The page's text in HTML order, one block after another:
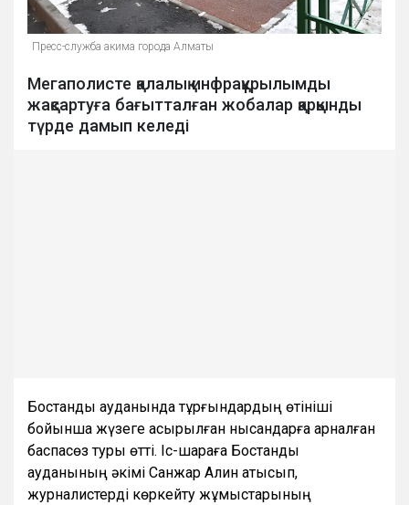
Пресс-служба акима города Алматы
Мегаполисте қалалық инфрақұрылымды
жақсартуға бағытталған жобалар қарқынды
түрде дамып келеді
Бостандық ауданында тұрғындардың өтініші
бойынша жүзеге асырылған нысандарға арналған
баспасөз туры өтті. Іс-шараға Бостандық
ауданының әкімі Санжар Алин қатысып,
журналистерді көркейту жұмыстарының